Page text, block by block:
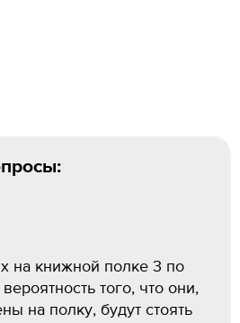
на книжной полке 3 по
того, что они,
на полку, будут стоять